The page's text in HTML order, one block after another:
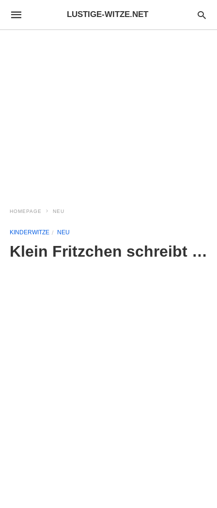
LUSTIGE-WITZE.NET
HOMEPAGE NEU
KINDERWITZE NEU
Klein Fritzchen schreibt …